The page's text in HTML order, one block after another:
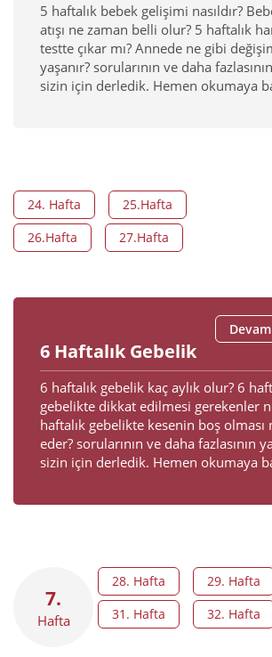
5 haftalık bebek gelişimi nasıldır?
atışı ne zaman belli olur? 5 haftalık
testte çıkar mı? Annede ne gibi
yaşanır? sorularının ve daha fazlasının
sizin için derledik. Hemen okumaya
6 Haftalık Gebelik
6 haftalık gebelik kaç aylık olur? 6
gebelikte dikkat edilmesi gerekenler
haftalık gebelikte kesenin boş olması
eder? sorularının ve daha fazlasının
sizin için derledik. Hemen okumaya
7.
Hafta
24. Hafta
25.Hafta
26.Hafta
27.Hafta
28. Hafta 29. Hafta
31. Hafta
32. Hafta